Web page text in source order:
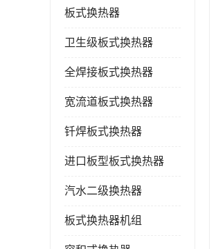
板式换热器
卫生级板式换热器
全焊接板式换热器
宽流道板式换热器
钎焊板式换热器
进口板型板式换热器
汽水二级换热器
板式换热器机组